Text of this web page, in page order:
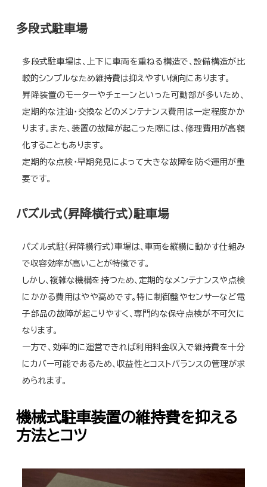
多段式駐車場
多段式駐車場は、上下に車両を重ねる構造で、設備構造が比
較的シンプルなため維持費は抑えやすい傾向にあります。
昇降装置のモーターやチェーンといった可動部が多いため、
定期的な注油・交換などのメンテナンス費用は一定程度かか
ります。また、装置の故障が起こった際には、修理費用が高額
化することもあります。
定期的な点検・早期発見によって大きな故障を防ぐ運用が重
要です。
パズル式（昇降横行式）駐車場
パズル式駐（昇降横行式）車場は、車両を縦横に動かす仕組み
で収容効率が高いことが特徴です。
しかし、複雑な機構を持つため、定期的なメンテナンスや点検
にかかる費用はやや高めです。特に制御盤やセンサーなど電
子部品の故障が起こりやすく、専門的な保守点検が不可欠に
なります。
一方で、効率的に運営できれば利用料金収入で維持費を十分
にカバー可能であるため、収益性とコストバランスの管理が求
められます。
機械式駐車装置の維持費を抑える
方法とコツ